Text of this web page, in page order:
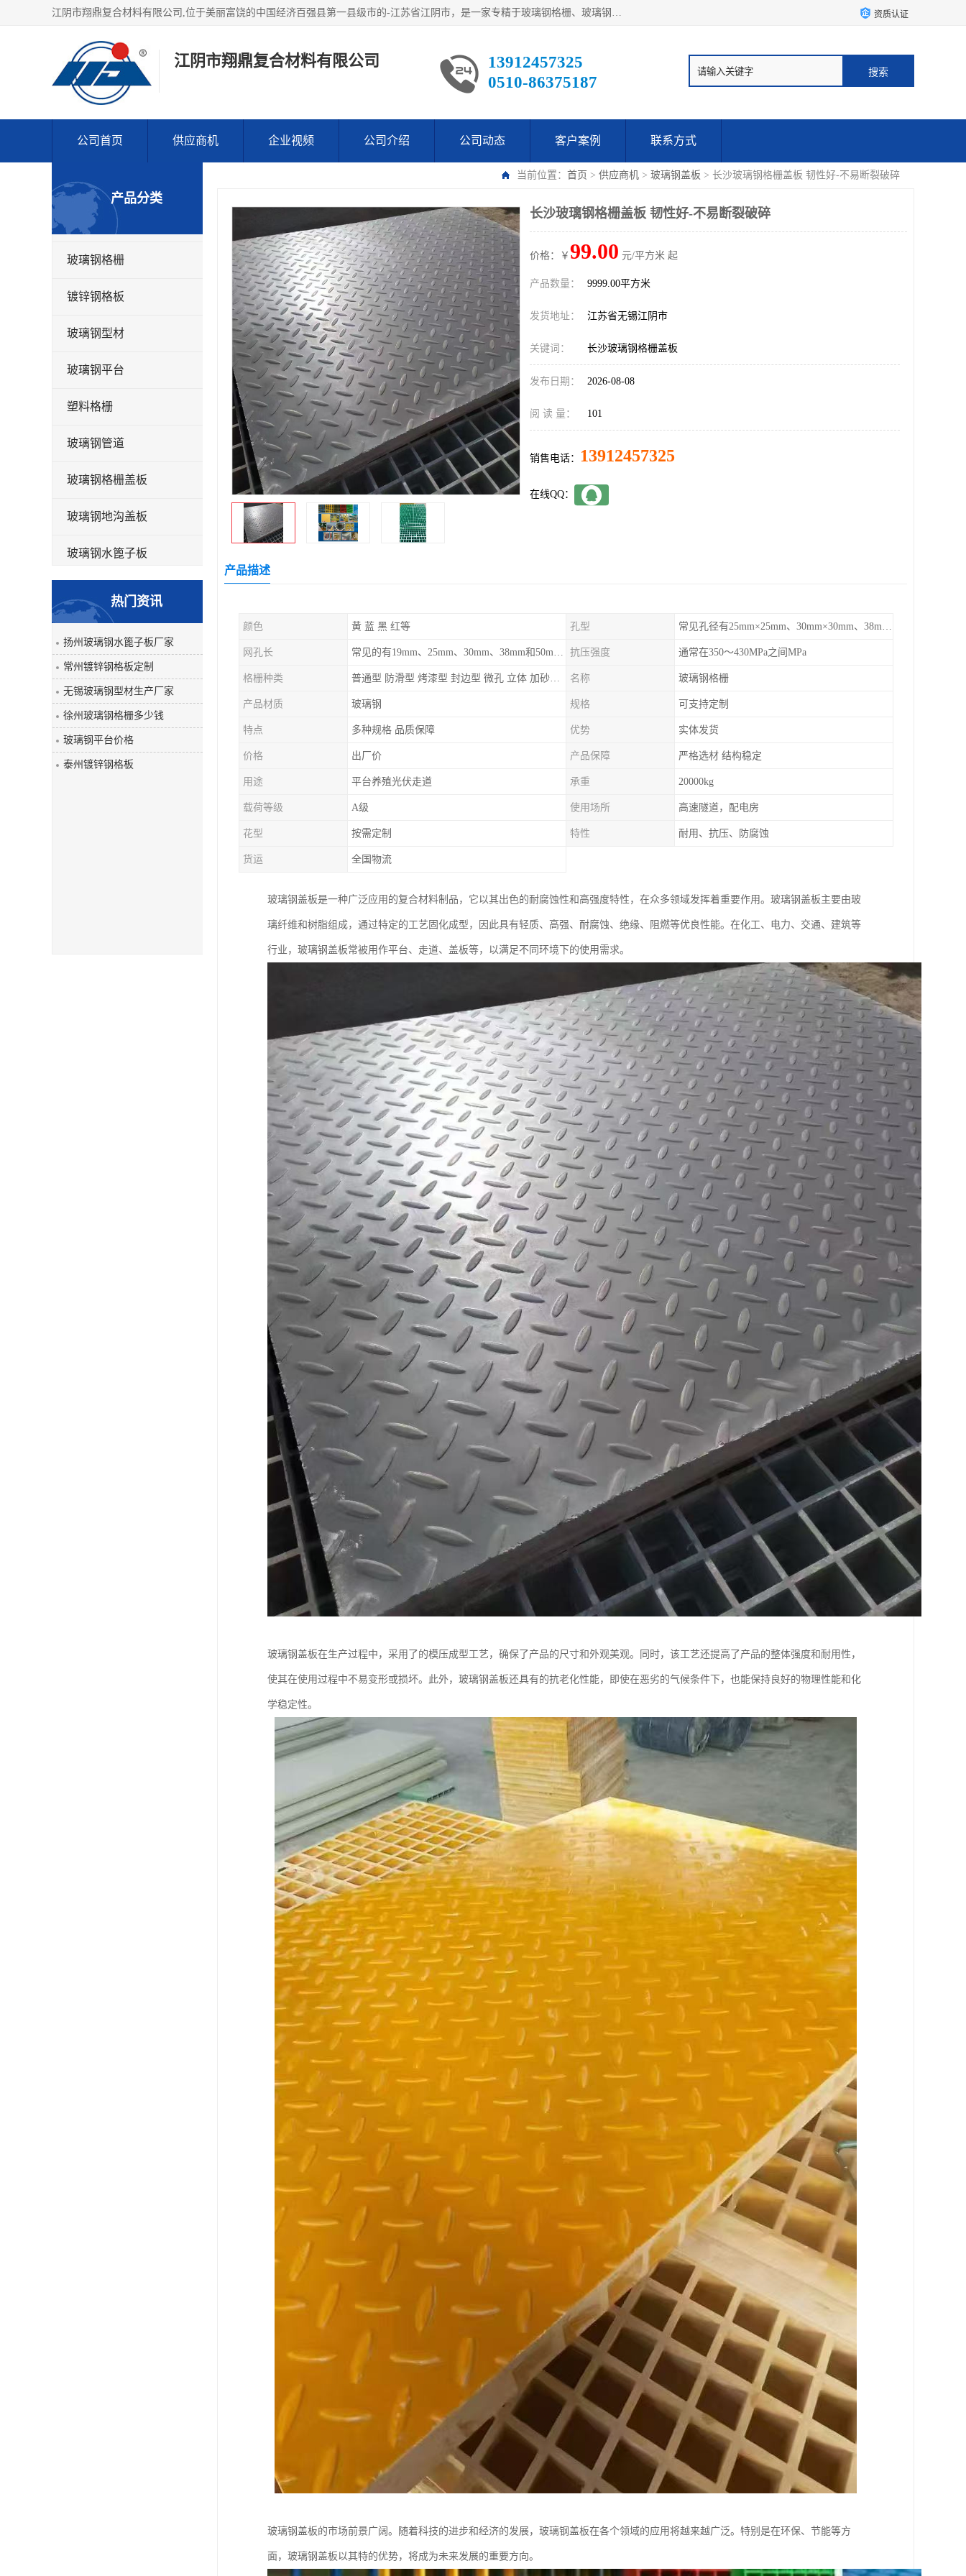
江阴市翔鼎复合材料有限公司,位于美丽富饶的中国经济百强县第一县级市的-江苏省江阴市，是一家专精于玻璃钢格栅、玻璃钢新材料,镀锌钢格板，机械设备生产制造及研发的科技型企业；公司产品已销往了世界多个国家和地区，公司人决心加倍努力愿与广大社会同仁精诚合作共创辉煌！ 资质认证
江阴市翔鼎复合材料有限公司
13912457325
0510-86375187
公司首页 供应商机 企业视频 公司介绍 公司动态 客户案例 联系方式
当前位置： 首页 > 供应商机 > 玻璃钢盖板 > 长沙玻璃钢格栅盖板 韧性好-不易断裂破碎
产品分类
玻璃钢格栅
镀锌钢格板
玻璃钢型材
玻璃钢平台
塑料格栅
玻璃钢管道
玻璃钢格栅盖板
玻璃钢地沟盖板
玻璃钢水篦子板
玻璃钢平板
玻璃钢盖板
热门资讯
扬州玻璃钢水篦子板厂家
常州镀锌钢格板定制
无锡玻璃钢型材生产厂家
徐州玻璃钢格栅多少钱
玻璃钢平台价格
泰州镀锌钢格板
长沙玻璃钢格栅盖板 韧性好-不易断裂破碎
价格：￥ 99.00 元/平方米 起
产品数量： 9999.00平方米
发货地址： 江苏省无锡江阴市
关键词： 长沙玻璃钢格栅盖板
发布日期： 2026-08-08
阅 读 量： 101
销售电话： 13912457325
在线QQ：
产品描述
颜色 黄 蓝 黑 红等 孔型 常见孔径有25mm×25mm、30mm×30mm、38mm×38mm等,
网孔长 常见的有19mm、25mm、30mm、38mm和50mm等 抗压强度 通常在350～430MPa之间MPa
格栅种类 普通型 防滑型 ‌烤漆型 封边型 ‌微孔 立体 加砂覆面型 平面型 名称 玻璃钢格栅
产品材质 玻璃钢 规格 可支持定制
特点 多种规格 品质保障 优势 实体发货
价格 出厂价 产品保障 严格选材 结构稳定
用途 平台养殖光伏走道 承重 20000kg
载荷等级 A级 使用场所 高速隧道，配电房
花型 按需定制 特性 耐用、抗压、防腐蚀
货运 全国物流
玻璃钢盖板是一种广泛应用的复合材料制品，它以其出色的耐腐蚀性和高强度特性，在众多领域发挥着重要作用。玻璃钢盖板主要由玻
璃纤维和树脂组成，通过特定的工艺固化成型，因此具有轻质、高强、耐腐蚀、绝缘、阻燃等优良性能。在化工、电力、交通、建筑等
行业，玻璃钢盖板常被用作平台、走道、盖板等，以满足不同环境下的使用需求。
玻璃钢盖板在生产过程中，采用了的模压成型工艺，确保了产品的尺寸和外观美观。同时，该工艺还提高了产品的整体强度和耐用性，
使其在使用过程中不易变形或损坏。此外，玻璃钢盖板还具有的抗老化性能，即使在恶劣的气候条件下，也能保持良好的物理性能和化
学稳定性。
玻璃钢盖板的市场前景广阔。随着科技的进步和经济的发展，玻璃钢盖板在各个领域的应用将越来越广泛。特别是在环保、节能等方
面，玻璃钢盖板以其特的优势，将成为未来发展的重要方向。